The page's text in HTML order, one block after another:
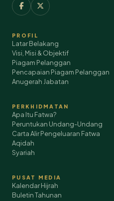
PROFIL
Latar Belakang
Visi, Misi & Objektif
Piagam Pelanggan
Pencapaian Piagam Pelanggan
Anugerah Jabatan
PERKHIDMATAN
Apa Itu Fatwa?
Peruntukan Undang-Undang
Carta Alir Pengeluaran Fatwa
Aqidah
Syariah
PUSAT MEDIA
Kalendar Hijrah
Buletin Tahunan